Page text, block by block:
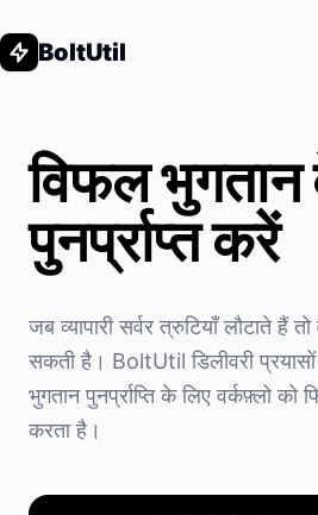
BoltUtil
विफल
पुनर्प्राप्त करें
जब व्यापारी सर्वर त्रुटियाँ लौटाते हैं
सकती है। BoltUtil डिलीवरी
भुगतान पुनर्प्राप्ति के लिए वर्कफ़्लो
करता है।